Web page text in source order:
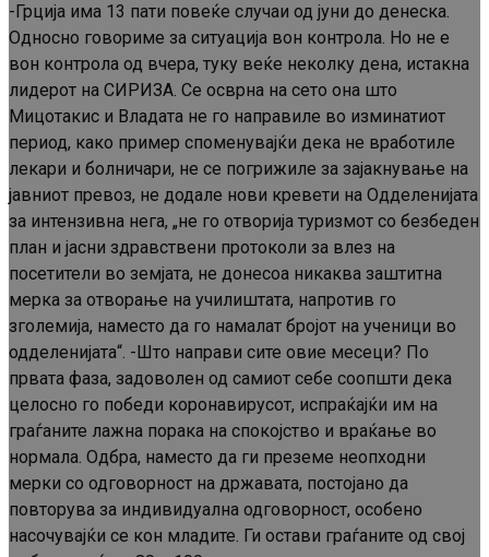
-Грција има 13 пати повеќе случаи од јуни до денеска.
Односно говориме за ситуација вон контрола. Но не е
вон контрола од вчера, туку веќе неколку дена, истакна
лидерот на СИРИЗА. Се осврна на сето она што
Мицотакис и Владата не го направиле во изминатиот
период, како пример споменувајќи дека не вработиле
лекари и болничари, не се погрижиле за зајакнување на
јавниот превоз, не додале нови кревети на Одделенијата
за интензивна нега, „не го отворија туризмот со безбеден
план и јасни здравствени протоколи за влез на
посетители во земјата, не донесоа никаква заштитна
мерка за отворање на училиштата, напротив го
зголемија, наместо да го намалат бројот на ученици во
одделенијата“. -Што направи сите овие месеци? По
првата фаза, задоволен од самиот себе соопшти дека
целосно го победи коронавирусот, испраќајќи им на
граѓаните лажна порака на спокојство и враќање во
нормала. Одбра, наместо да ги преземе неопходни
мерки со одговорност на државата, постојано да
повторува за индивидуална одговорност, особено
насочувајќи се кон младите. Ги остави граѓаните од свој